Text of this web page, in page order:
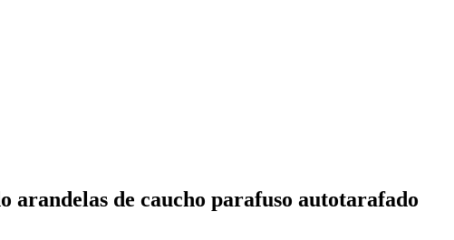
arandelas de caucho parafuso autotarafado